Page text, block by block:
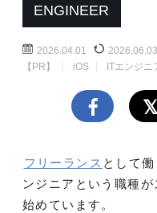
ENGINEER
2026.04.01
2026.06.03
【PR】
iOS ITエンジニ
フリーランス として
ンジニアという職種
始めています。